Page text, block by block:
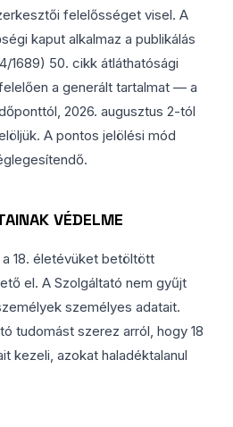
felelősséget visel. A
kaput alkalmaz a publikálás
1689) 50. cikk átláthatósági
a generált tartalmat — a
2026. augusztus 2-tól
A pontos jelölési mód
VÉDELME
18. életévüket betöltött
el. A Szolgáltató nem gyűjt
személyes adatait.
tudomást szerez arról, hogy 18
kezeli, azokat haladéktalanul